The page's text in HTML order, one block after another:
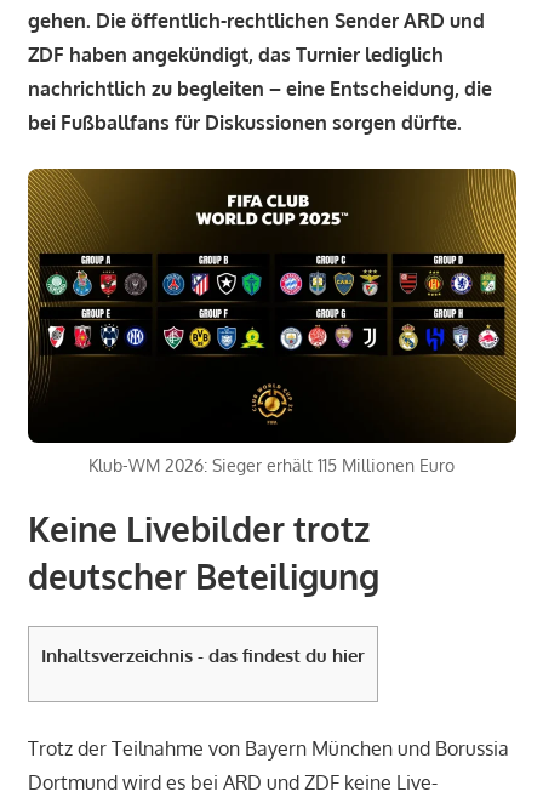
gehen. Die öffentlich-rechtlichen Sender ARD und
ZDF haben angekündigt, das Turnier lediglich
nachrichtlich zu begleiten – eine Entscheidung, die
bei Fußballfans für Diskussionen sorgen dürfte.
Klub-WM 2026: Sieger erhält 115 Millionen Euro
Keine Livebilder trotz
deutscher Beteiligung
Inhaltsverzeichnis - das findest du hier
Trotz der Teilnahme von Bayern München und Borussia
Dortmund wird es bei ARD und ZDF keine Live-